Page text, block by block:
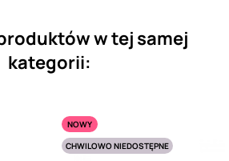
w tej samej
kategorii:
NOWY
CHWILOWO NIEDOSTĘPNE